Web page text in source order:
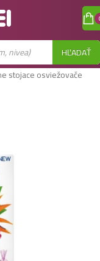
HĽADAŤ
stojace osviežovače